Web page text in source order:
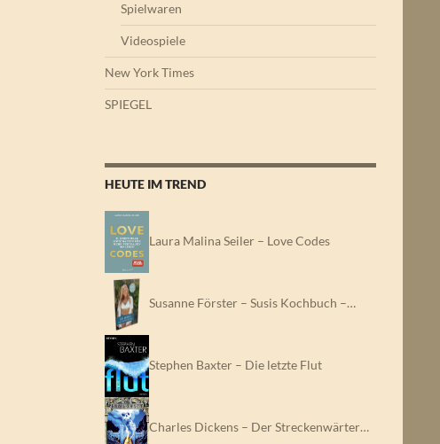
Spielwaren
Videospiele
New York Times
SPIEGEL
HEUTE IM TREND
Laura Malina Seiler – Love Codes
Susanne Förster – Susis Kochbuch –…
Stephen Baxter – Die letzte Flut
Charles Dickens – Der Streckenwärter…